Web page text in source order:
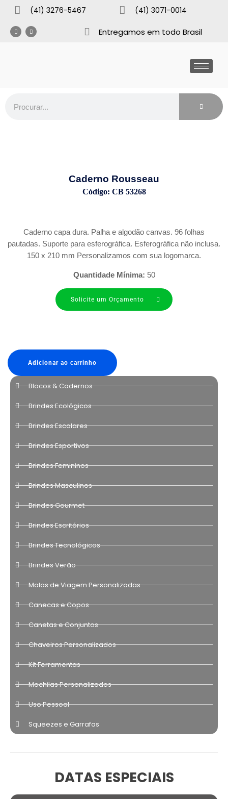
(41) 3276-5467 (41) 3071-0014
Entregamos em todo Brasil
Caderno Rousseau
Código: CB 53268
Caderno capa dura. Palha e algodão canvas. 96 folhas
pautadas. Suporte para esferográfica. Esferográfica não inclusa.
150 x 210 mm Personalizamos com sua logomarca.
Quantidade Mínima: 50
Solicite um Orçamento
Adicionar ao carrinho
Blocos & Cadernos
Brindes Ecológicos
Brindes Escolares
Brindes Esportivos
Brindes Femininos
Brindes Masculinos
Brindes Gourmet
Brindes Escritórios
Brindes Tecnológicos
Brindes Verão
Malas de Viagem Personalizadas
Canecas e Copos
Canetas e Conjuntos
Chaveiros Personalizados
Kit Ferramentas
Mochilas Personalizados
Uso Pessoal
Squeezes e Garrafas
DATAS ESPECIAIS